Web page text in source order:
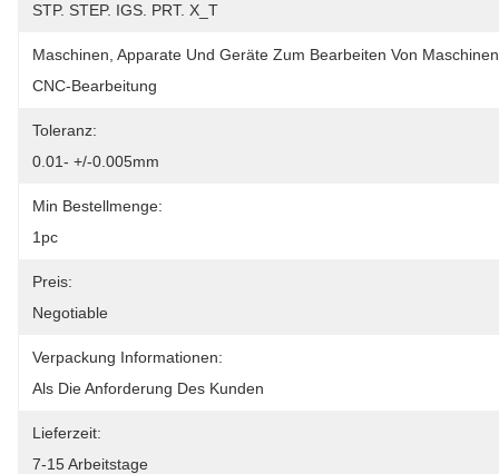
STP. STEP. IGS. PRT. X_T
Maschinen, Apparate Und Geräte Zum Bearbeiten Von
CNC-Bearbeitung
Toleranz:
0.01- +/-0.005mm
Min Bestellmenge:
1pc
Preis:
Negotiable
Verpackung Informationen:
Als Die Anforderung Des Kunden
Lieferzeit:
7-15 Arbeitstage